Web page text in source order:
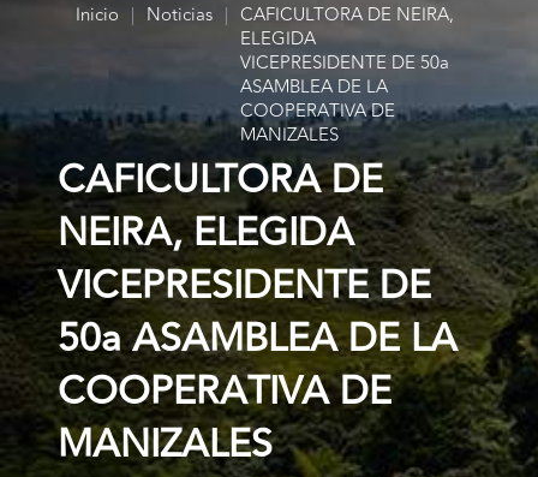
Inicio | Noticias | CAFICULTORA DE NEIRA,
ELEGIDA
VICEPRESIDENTE DE 50a
ASAMBLEA DE LA
COOPERATIVA DE
MANIZALES
CAFICULTORA DE
NEIRA, ELEGIDA
VICEPRESIDENTE DE
50a ASAMBLEA DE LA
COOPERATIVA DE
MANIZALES